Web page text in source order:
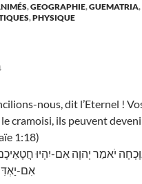
,GEOGRAPHIE,GUEMATRIA,
,PHYSIQUE
nous, dit l’Eternel !
cramoisi, ils peuvent
1:18)
יֹאמַר יְהוָה אִם-יִהְיוּ
אִם-